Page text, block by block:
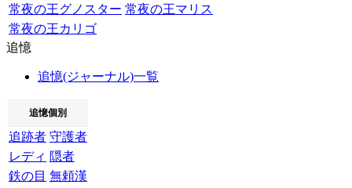
常夜の王グノスター 常夜の王マリス
常夜の王カリゴ
追憶
追憶(ジャーナル)一覧
追憶個別
追跡者 守護者
レディ 隠者
鉄の目 無頼漢